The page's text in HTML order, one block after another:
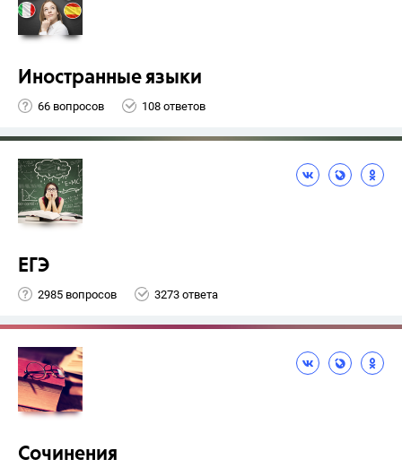
Иностранные языки
66 вопросов 108 ответов
ЕГЭ
2985 вопросов 3273 ответа
Сочинения